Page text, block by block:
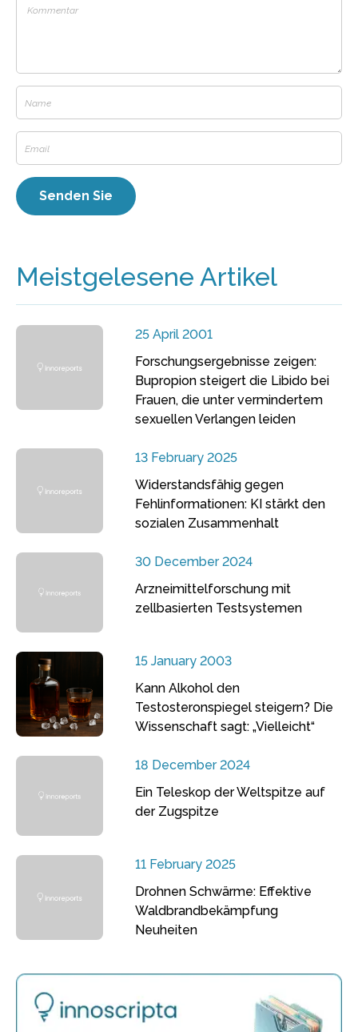
Meistgelesene Artikel
25 April 2001
Forschungsergebnisse zeigen:
Bupropion steigert die Libido bei
Frauen, die unter vermindertem
sexuellen Verlangen leiden
13 February 2025
Widerstandsfähig gegen
Fehlinformationen: KI stärkt den
sozialen Zusammenhalt
30 December 2024
Arzneimittelforschung mit
zellbasierten Testsystemen
15 January 2003
Kann Alkohol den
Testosteronspiegel steigern? Die
Wissenschaft sagt: „Vielleicht“
18 December 2024
Ein Teleskop der Weltspitze auf
der Zugspitze
11 February 2025
Drohnen Schwärme: Effektive
Waldbrandbekämpfung
Neuheiten